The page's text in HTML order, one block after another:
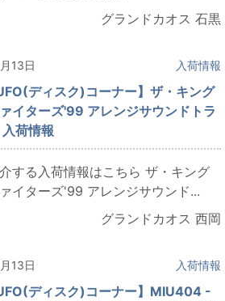
グランドカオス 石黒
13日 入荷情報
ディスク)コーナー】ザ・キング
イターズ'99 アレンジサウンドトラ
荷情報
する入荷情報はこちら ザ・キング
イターズ'99 アレンジサウンド...
グランドカオス 西岡
13日 入荷情報
ディスク)コーナー】MIU404 -